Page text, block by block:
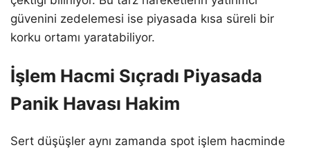
güvenini zedelemesi ise piyasada kısa süreli bir
korku ortamı yaratabiliyor.
İşlem Hacmi Sıçradı Piyasada
Panik Havası Hakim
Sert düşüşler aynı zamanda spot işlem hacminde